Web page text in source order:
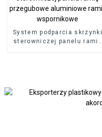
System podparcia skrzynki
sterowniczej panelu ramię